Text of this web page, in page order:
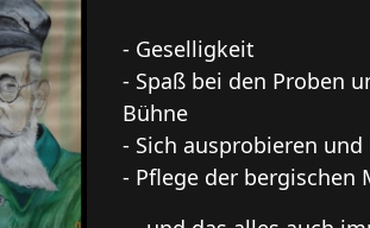
- Geselligkeit
- Spaß bei den Proben
Bühne
- Sich ausprobieren
- Pflege der bergischen